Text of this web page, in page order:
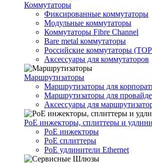
Коммутаторы
Фиксированные коммутаторы
Модульные коммутаторы
Коммутаторы Fibre Channel
Bare metal коммутаторы
Российские коммутаторы
Аксессуары для коммутаторов
Маршрутизаторы
Маршрутизаторы для
Маршрутизаторы для
Аксессуары для
PoE инжекторы, сплиттеры и
PoE инжекторы
PoE сплиттеры
PoE удлинители Ethernet